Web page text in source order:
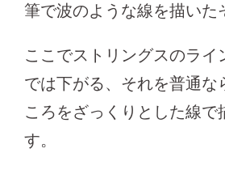
筆で波のような線を描いた
ここでストリングスのライ
では下がる、それを普通な
ころをざっくりとした線で
す。